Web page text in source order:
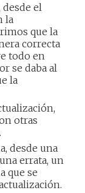
desde el
la
que la
correcta
todo en
se daba al
la
otras
desde una
errata, un
que se